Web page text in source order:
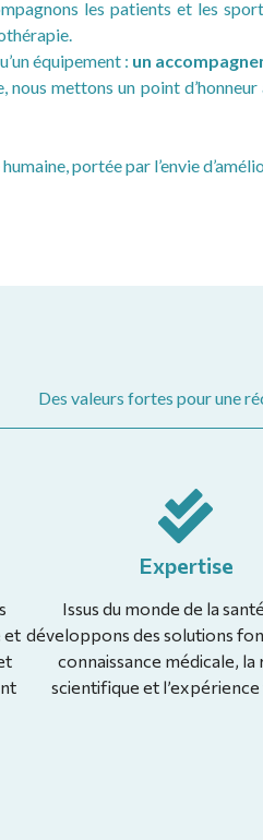
les patients et les
équipement : un
nous mettons un point
portée par l’envie
Des valeurs fortes pour une
et
Expertise
Issus du monde de la
développons des solutions
connaissance médicale, la
scientifique et